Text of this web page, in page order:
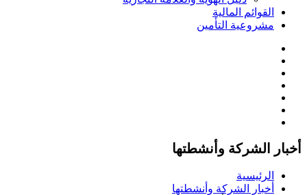
القوائم المالية
مشروعية التأمين
أخبار الشركة وأنشطتها
الرئيسية
أخبار الشركة وأنشطتها